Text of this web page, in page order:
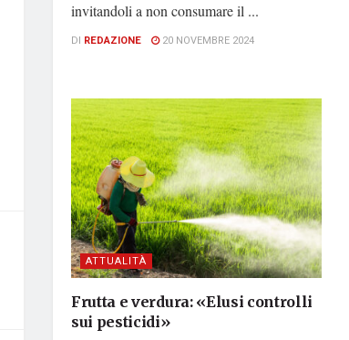
invitandoli a non consumare il ...
DI REDAZIONE 20 NOVEMBRE 2024
ATTUALITÀ
Frutta e verdura: «Elusi controlli
sui pesticidi»